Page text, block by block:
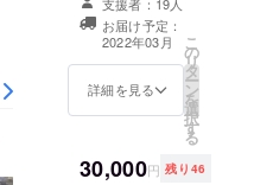
に書いて仏像内
に納入 ※支援
時、必ず備考欄
にご希望のお名
前をご記入くだ
さい。 基本的
となります。
お届け予定：
2022年03月
詳細を見る
こ
の
リ
タ
ー
ン
を
選
択
す
る
30,000円 残り46